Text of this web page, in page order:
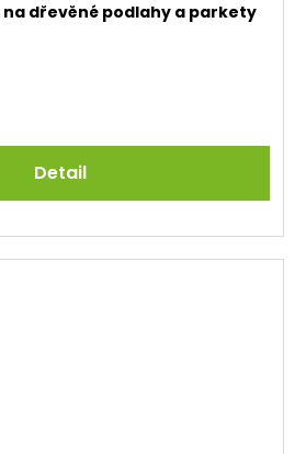
dřevěné podlahy a parkety
Detail